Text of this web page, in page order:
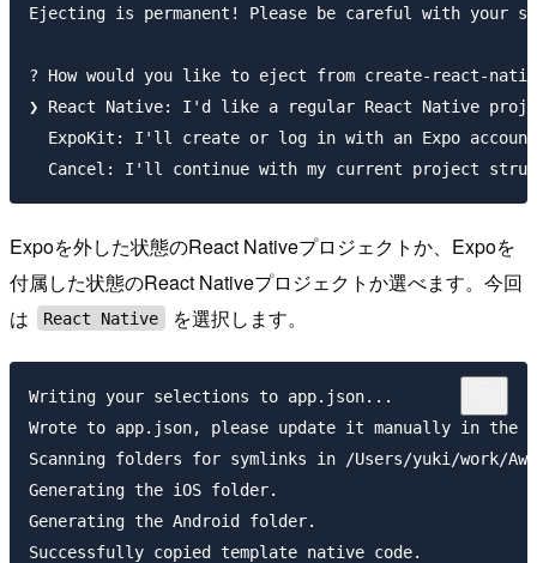
Ejecting is permanent! Please be careful with your
? How would you like to eject from create-react-
❯ React Native: I'd like a regular React Native
ExpoKit: I'll create or log in with an Expo
Expoを外した状態のReact Nativeプロジェクトか、Expoを
付属した状態のReact Nativeプロジェクトか選べます。今回
は
React Native を選択します。
Writing your selections to app.json...
Wrote to app.json, please update it manually in the
Scanning folders for symlinks in /Users/yuki/work/
Generating the iOS folder.
Generating the Android folder.
Successfully copied template native code.